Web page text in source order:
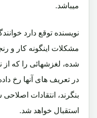
میباشد.
نویسنده توقع دارد
مشکلات اینگونه کار و
شده، لغزشهائی را که
در تعریف های آنها رخ
بنگرند، انتقادات
استقبال خواهد شد.